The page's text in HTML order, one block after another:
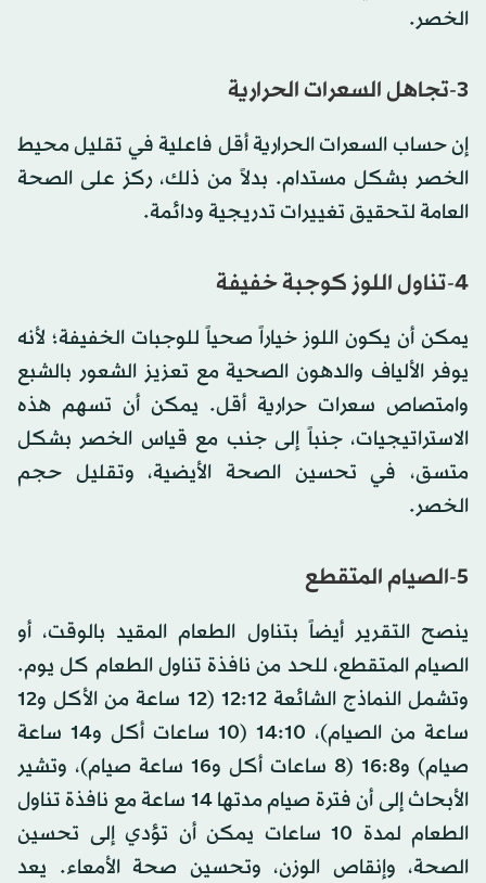
الخصر.
3-تجاهل السعرات الحرارية
إن حساب السعرات الحرارية أقل فاعلية في تقليل محيط
الخصر بشكل مستدام. بدلاً من ذلك، ركز على الصحة
العامة لتحقيق تغييرات تدريجية ودائمة.
4-تناول اللوز كوجبة خفيفة
يمكن أن يكون اللوز خياراً صحياً للوجبات الخفيفة؛ لأنه
يوفر الألياف والدهون الصحية مع تعزيز الشعور بالشبع
وامتصاص سعرات حرارية أقل. يمكن أن تسهم هذه
الاستراتيجيات، جنباً إلى جنب مع قياس الخصر بشكل
متسق، في تحسين الصحة الأيضية، وتقليل حجم
الخصر.
5-الصيام المتقطع
ينصح التقرير أيضاً بتناول الطعام المقيد بالوقت، أو
الصيام المتقطع، للحد من نافذة تناول الطعام كل يوم.
وتشمل النماذج الشائعة 12:12 (12 ساعة من الأكل و12
ساعة من الصيام)، 14:10 (10 ساعات أكل و14 ساعة
صيام) و16:8 (8 ساعات أكل و16 ساعة صيام)، وتشير
الأبحاث إلى أن فترة صيام مدتها 14 ساعة مع نافذة تناول
الطعام لمدة 10 ساعات يمكن أن تؤدي إلى تحسين
الصحة، وإنقاص الوزن، وتحسين صحة الأمعاء. يعد